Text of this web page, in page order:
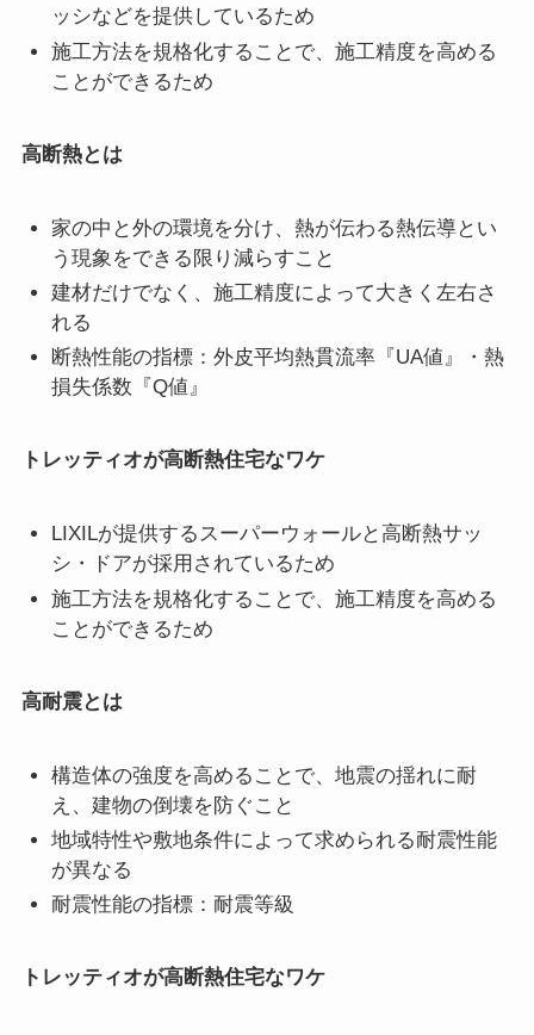
ッシなどを提供しているため
施工方法を規格化することで、施工精度を高める
ことができるため
高断熱とは
家の中と外の環境を分け、熱が伝わる熱伝導とい
う現象をできる限り減らすこと
建材だけでなく、施工精度によって大きく左右さ
れる
断熱性能の指標：外皮平均熱貫流率『UA値』・熱
損失係数『Q値』
トレッティオが高断熱住宅なワケ
LIXILが提供するスーパーウォールと高断熱サッ
シ・ドアが採用されているため
施工方法を規格化することで、施工精度を高める
ことができるため
高耐震とは
構造体の強度を高めることで、地震の揺れに耐
え、建物の倒壊を防ぐこと
地域特性や敷地条件によって求められる耐震性能
が異なる
耐震性能の指標：耐震等級
トレッティオが高断熱住宅なワケ